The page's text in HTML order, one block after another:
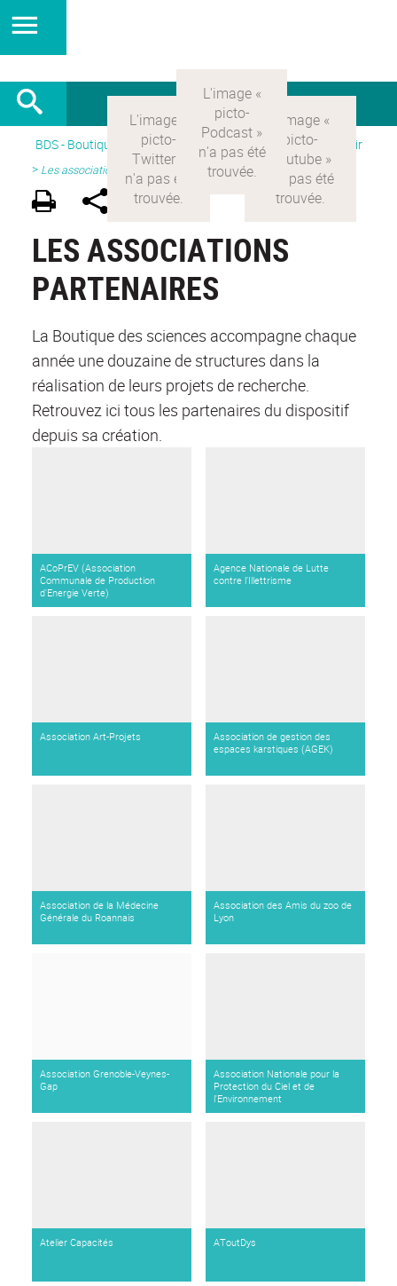
BDS - Boutique des sciences Version Française> Découvrir
> Les associations partenaires
LES ASSOCIATIONS
PARTENAIRES
La Boutique des sciences accompagne chaque
année une douzaine de structures dans la
réalisation de leurs projets de recherche.
Retrouvez ici tous les partenaires du dispositif
depuis sa création.
ACoPrEV (Association
Communale de Production
d'Energie Verte)
Agence Nationale de Lutte
contre l’Illettrisme
Association Art-Projets
Association de gestion des
espaces karstiques (AGEK)
Association de la Médecine
Générale du Roannais
Association des Amis du zoo de
Lyon
Association Grenoble-Veynes-
Gap
Association Nationale pour la
Protection du Ciel et de
l'Environnement
Atelier Capacités AToutDys